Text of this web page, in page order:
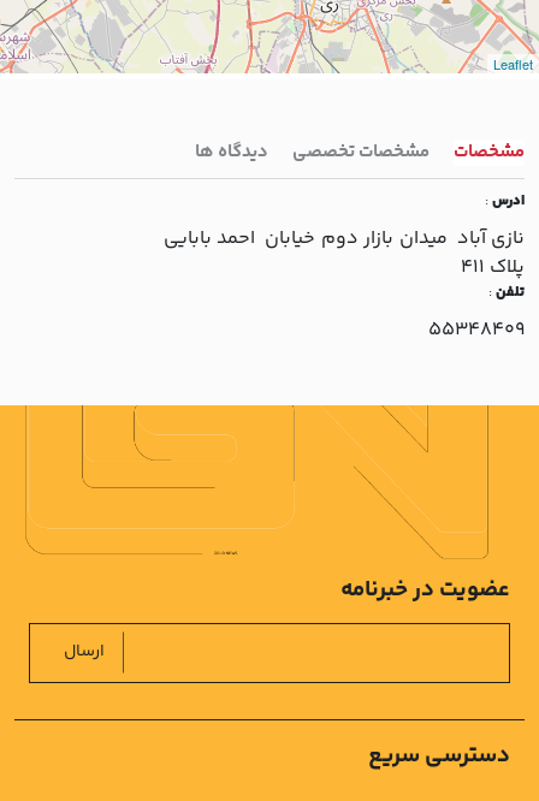
Leaflet
مشخصات مشخصات تخصصی دیدگاه ها
ادرس:
نازي آباد ميدان بازار دوم خيابان احمد بابايي
پلاک 411
تلفن:
55348409
دسترسی سریع
عضویت در خبرنامه
ارسال